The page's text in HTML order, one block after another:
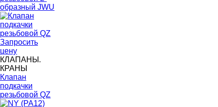
образный JWU
Запросить
цену
КЛАПАНЫ.
КРАНЫ
Клапан
подкачки
резьбовой QZ